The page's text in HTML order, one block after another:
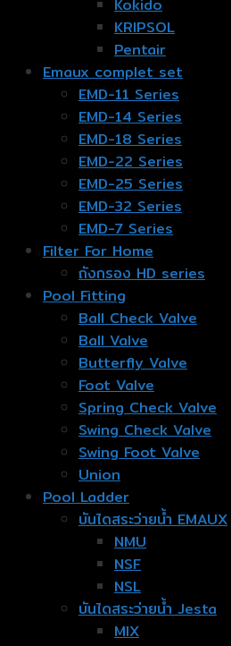
Kokido
KRIPSOL
Pentair
Emaux complet set
EMD-11 Series
EMD-14 Series
EMD-18 Series
EMD-22 Series
EMD-25 Series
EMD-32 Series
EMD-7 Series
Filter For Home
ถังกรอง HD series
Pool Fitting
Ball Check Valve
Ball Valve
Butterfly Valve
Foot Valve
Spring Check Valve
Swing Check Valve
Swing Foot Valve
Union
Pool Ladder
บันไดสระว่ายน้ำ EMAUX
NMU
NSF
NSL
บันไดสระว่ายน้ำ Jesta
MIX